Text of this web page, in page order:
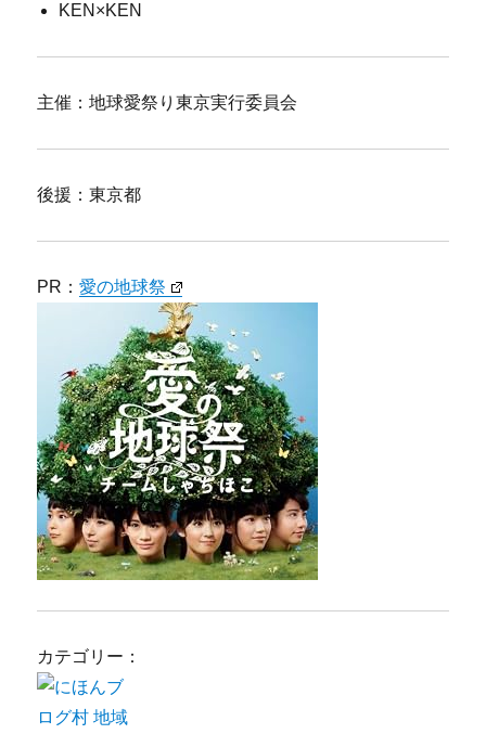
KEN×KEN
主催：地球愛祭り東京実行委員会
後援：東京都
PR：愛の地球祭
カテゴリー：